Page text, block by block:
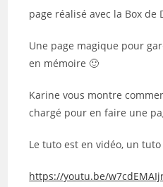
page réalisé avec la Box de
Une page magique pour
en mémoire 🙂
Karine vous montre
chargé pour en faire une
Le tuto est en vidéo, un
https://youtu.be/